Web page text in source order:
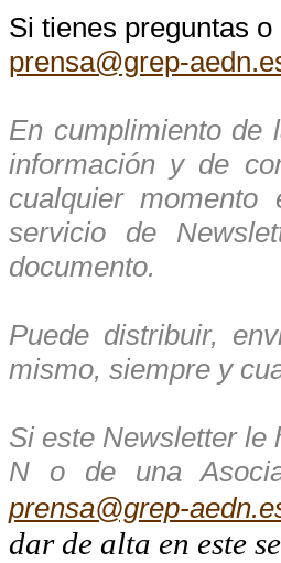
Si tienes preguntas
prensa@grep-
En cumplimiento de
información y de
cualquier
servicio de
documento.
Puede distribuir,
mismo, siempre y
Si este Newsletter le
N o de una
prensa@grep-
dar de alta en este